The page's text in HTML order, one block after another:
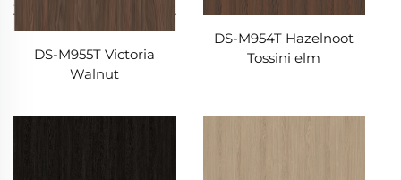
DS-M955T Victoria
Walnut
DS-M954T Hazelnoot
Tossini elm